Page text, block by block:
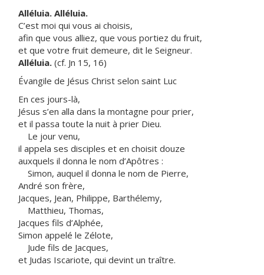
Alléluia. Alléluia.
C’est moi qui vous ai choisis,
afin que vous alliez, que vous portiez du fruit,
et que votre fruit demeure, dit le Seigneur.
Alléluia. (cf. Jn 15, 16)
Évangile de Jésus Christ selon saint Luc
En ces jours-là,
Jésus s’en alla dans la montagne pour prier,
et il passa toute la nuit à prier Dieu.
Le jour venu,
il appela ses disciples et en choisit douze
auxquels il donna le nom d’Apôtres :
Simon, auquel il donna le nom de Pierre,
André son frère,
Jacques, Jean, Philippe, Barthélemy,
Matthieu, Thomas,
Jacques fils d’Alphée,
Simon appelé le Zélote,
Jude fils de Jacques,
et Judas Iscariote, qui devint un traître.